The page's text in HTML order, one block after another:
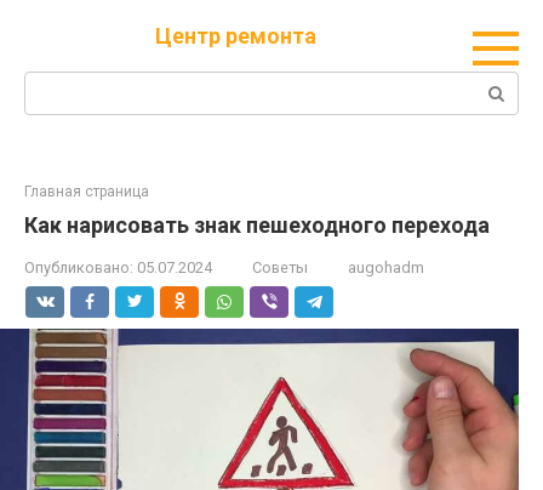
Центр ремонта
Поиск:
Главная страница
Как нарисовать знак пешеходного перехода
Опубликовано: 05.07.2024 Советы augohadm